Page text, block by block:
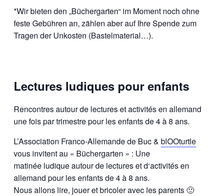
*Wir bieten den „Büchergarten“ im Moment noch ohne
feste Gebühren an, zählen aber auf Ihre Spende zum
Tragen der Unkosten (Bastelmaterial…).
Lectures ludiques pour enfants
Rencontres autour de lectures et activités en allemand
une fois par trimestre pour les enfants de 4 à 8 ans.
L’Association Franco-Allemande de Buc & blOOturtle
vous invitent au « Büchergarten » : Une
matinée ludique autour de lectures et d‘activités en
allemand pour les enfants de 4 à 8 ans.
Nous allons lire, jouer et bricoler avec les parents 🙂